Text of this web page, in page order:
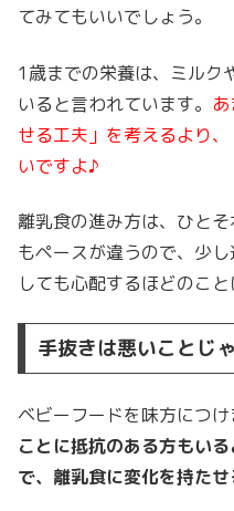
てみてもいいでしょう。
1歳までの栄養は、ミルク
いると言われています。
せる工夫」を考えるより
いですよ♪
離乳食の進み方は、ひと
もペースが違うので、少
しても心配するほどのこと
手抜きは悪いことじ
ベビーフードを味方につ
ことに抵抗のある方もい
で、離乳食に変化を持たせ